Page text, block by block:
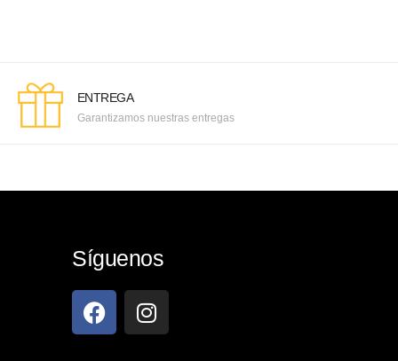
ENTREGA
Garantizamos nuestras entregas
Síguenos